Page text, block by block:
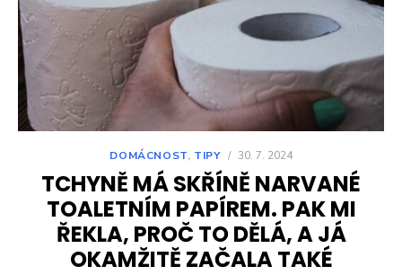
DOMÁCNOST, TIPY / 30. 7. 2024
TCHYNĚ MÁ SKŘÍNĚ NARVANÉ
TOALETNÍM PAPÍREM. PAK MI
ŘEKLA, PROČ TO DĚLÁ, A JÁ
OKAMŽITĚ ZAČALA TAKÉ